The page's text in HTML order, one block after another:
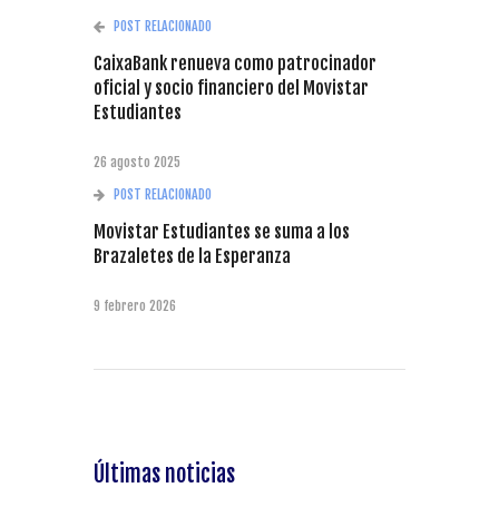
POST RELACIONADO
CaixaBank renueva como patrocinador
oficial y socio financiero del Movistar
Estudiantes
26 agosto 2025
POST RELACIONADO
Movistar Estudiantes se suma a los
Brazaletes de la Esperanza
9 febrero 2026
Últimas noticias